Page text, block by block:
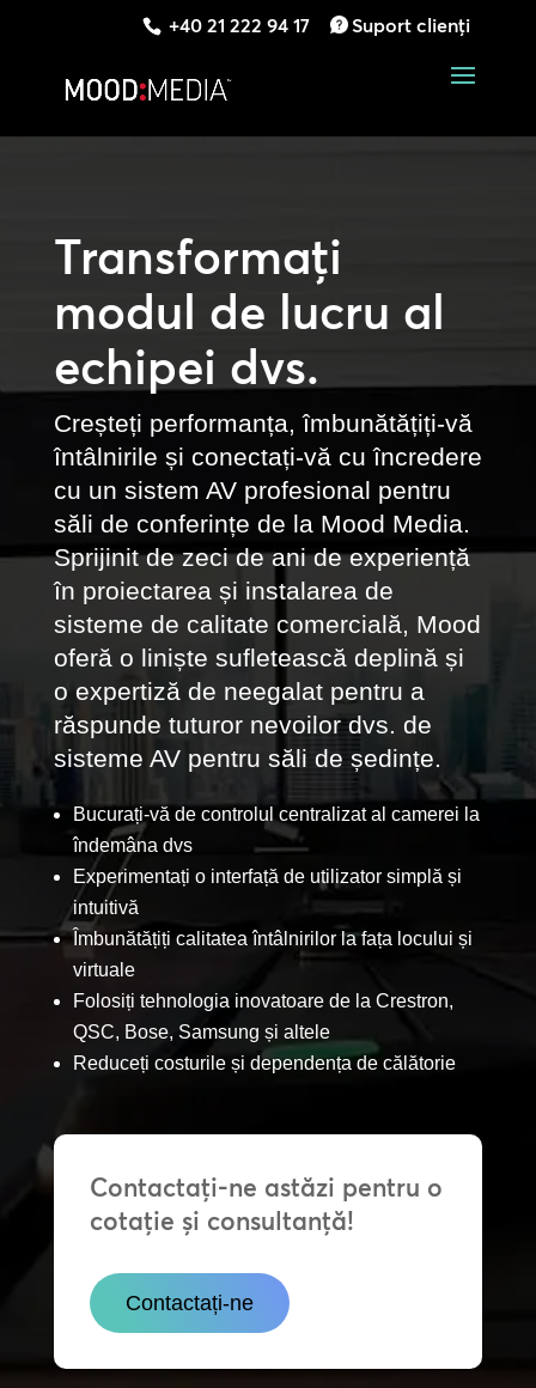
+40 21 222 94 17 Suport clienți
Transformați
modul de lucru al
echipei dvs.
Creșteți performanța, îmbunătățiți-vă
întâlnirile și conectați-vă cu încredere
cu un sistem AV profesional pentru
săli de conferințe de la Mood Media.
Sprijinit de zeci de ani de experiență
în proiectarea și instalarea de
sisteme de calitate comercială, Mood
oferă o liniște sufletească deplină și
o expertiză de neegalat pentru a
răspunde tuturor nevoilor dvs. de
sisteme AV pentru săli de ședințe.
Bucurați-vă de controlul centralizat al camerei la
îndemâna dvs
Experimentați o interfață de utilizator simplă și
intuitivă
Îmbunătățiți calitatea întâlnirilor la fața locului și
virtuale
Folosiți tehnologia inovatoare de la Crestron,
QSC, Bose, Samsung și altele
Reduceți costurile și dependența de călătorie
Contactați-ne astăzi pentru o
cotație și consultanță!
Contactați-ne